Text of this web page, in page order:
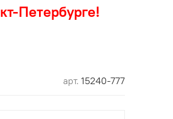
Петербурге!
арт. 15240-777